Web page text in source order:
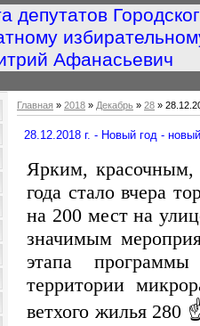
депутатов
Афанасьевич
Главная » 2018 » Декабрь » 28 »
28.12.2018 г. - Новый год -
Ярким, красочным,
года стало вчера
на 200 мест на
значимым
этапа
территории
ветхого жилья 280